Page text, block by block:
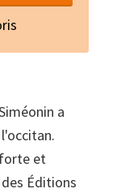
a
et
Éditions